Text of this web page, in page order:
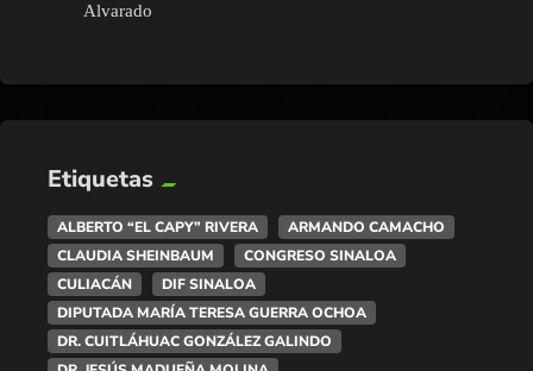
Alvarado
Etiquetas
ALBERTO “EL CAPY” RIVERA
ARMANDO CAMACHO
CLAUDIA SHEINBAUM
CONGRESO SINALOA
CULIACÁN
DIF SINALOA
DIPUTADA MARÍA TERESA GUERRA OCHOA
DR. CUITLÁHUAC GONZÁLEZ GALINDO